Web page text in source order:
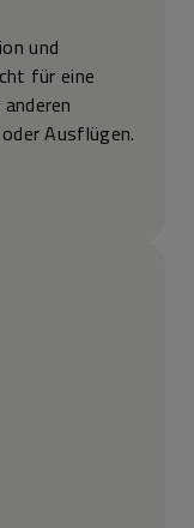
und
für eine
Ausflügen.